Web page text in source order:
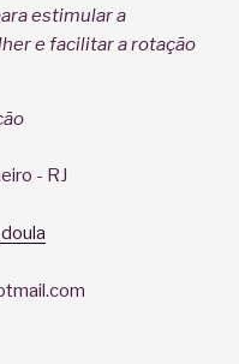
estimular a
e facilitar a rotação
- RJ